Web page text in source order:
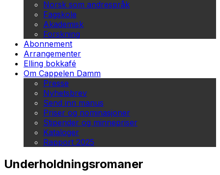
Norsk som andrespråk
Fagskole
Akademisk
Forskning
Abonnement
Arrangementer
Elling bokkafé
Om Cappelen Damm
Presse
Nyhetsbrev
Send inn manus
Priser og nominasjoner
Stipender og minnepriser
Kataloger
Rapport 2025
Underholdningsromaner